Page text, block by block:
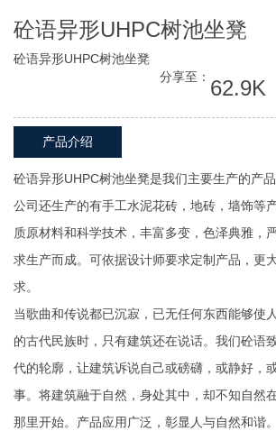
砼语异形UHPC树池坐凳
砼语异形UHPC树池坐凳
分享至： 62.9K
产品介绍
砼语异形UHPC树池坐凳是我们主要生产的产
公司还生产的有手工水泥花砖，地砖，墙饰等
质原材料和科学技术，丰富多变，色泽典雅，
求生产而成。可依据设计师要求定制产品，更
求。
当歌曲和传说都已沉寂，已无任何东西能够使
的古代民族时，只有建筑还在说话。我们砼语
代的轮廓，让建筑诉说自己或磅礴，或静好，
事。将建筑融于自然，身处其中，却不知自然
那里开始。产品应用广泛，彰显人与自然和谐。